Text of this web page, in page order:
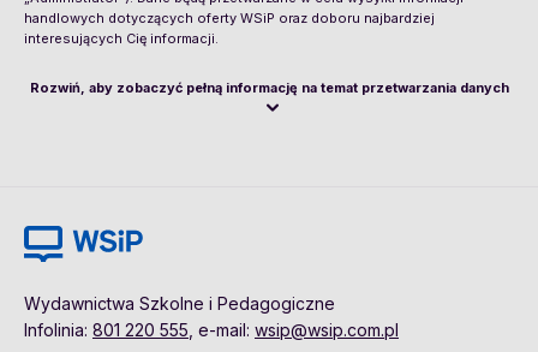
handlowych dotyczących oferty WSiP oraz doboru najbardziej
interesujących Cię informacji.
Rozwiń, aby zobaczyć pełną informację na temat przetwarzania danych
Wydawnictwa Szkolne i Pedagogiczne
Infolinia: 801 220 555 , e-mail: wsip@wsip.com.pl